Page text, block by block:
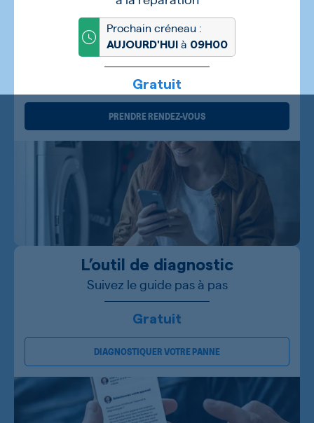
Prochain créneau :
AUJOURD'HUI à 09H00
Gratuit
PRENDRE RENDEZ-VOUS
L’outil de diagnostic
Suivez le guide pas à pas
Gratuit
DIAGNOSTIQUER VOTRE PANNE